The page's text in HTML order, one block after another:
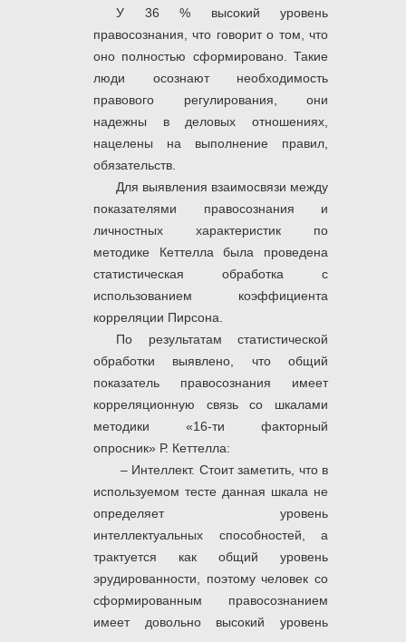
У 36 % высокий уровень
правосознания, что говорит о том, что
оно полностью сформировано. Такие
люди осознают необходимость
правового регулирования, они
надежны в деловых отношениях,
нацелены на выполнение правил,
обязательств.
Для выявления взаимосвязи между
показателями правосознания и
личностных характеристик по
методике Кеттелла была проведена
статистическая обработка с
использованием коэффициента
корреляции Пирсона.
По результатам статистической
обработки выявлено, что общий
показатель правосознания имеет
корреляционную связь со шкалами
методики «16-ти факторный
опросник» Р. Кеттелла:
– Интеллект. Стоит заметить, что в
используемом тесте данная шкала не
определяет уровень
интеллектуальных способностей, а
трактуется как общий уровень
эрудированности, поэтому человек со
сформированным правосознанием
имеет довольно высокий уровень